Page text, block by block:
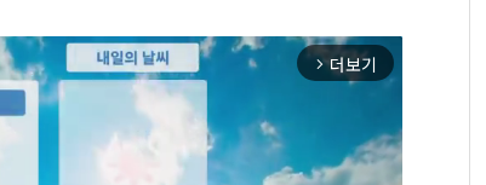
arrow_forward_ios 더보기